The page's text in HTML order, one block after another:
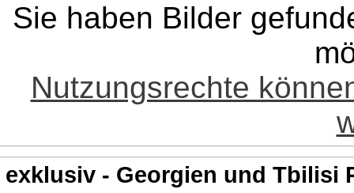
Sie haben Bilder
Nutzungsrechte
exklusiv - Georgien und Tbilisi